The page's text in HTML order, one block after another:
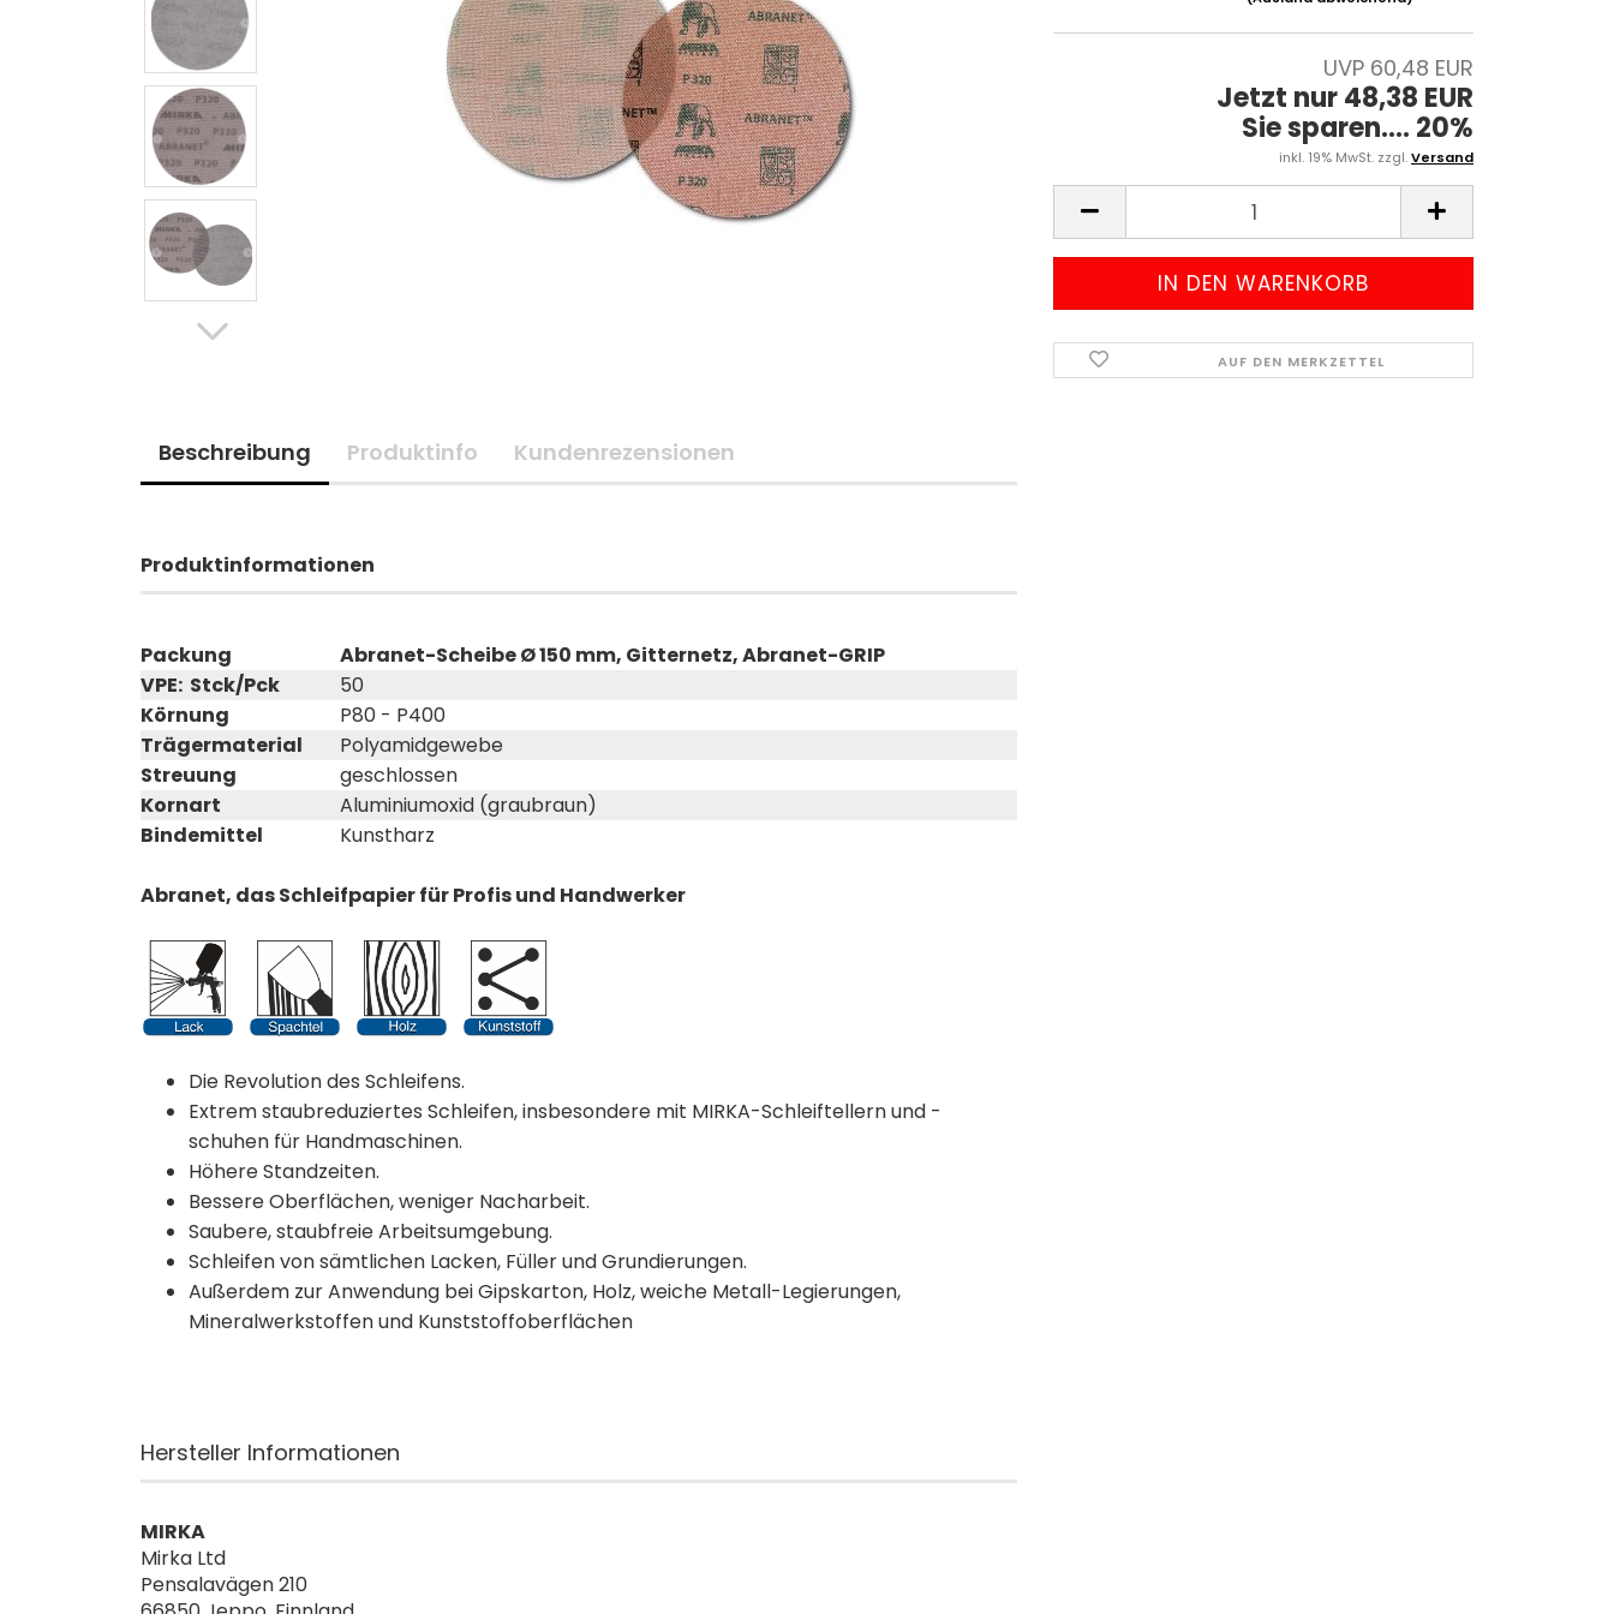
UVP 60,48 EUR
Jetzt nur 48,38 EUR
Sie sparen.... 20%
inkl. 19% MwSt. zzgl.Versand
AUF DEN MERKZETTEL
Beschreibung Produktinfo Kundenrezensionen
Produktinformationen
Packung
Abranet-Scheibe Ø 150 mm, Gitternetz, Abranet-GRIP
VPE: Stck/Pck
50
Körnung
P80 - P400
Trägermaterial
Polyamidgewebe
Streuung
geschlossen
Kornart
Aluminiumoxid (graubraun)
Bindemittel
Kunstharz
Abranet, das Schleifpapier für Profis und Handwerker
Die Revolution des Schleifens.
Extrem staubreduziertes Schleifen, insbesondere mit MIRKA-Schleiftellern und -
schuhen für Handmaschinen.
Höhere Standzeiten.
Bessere Oberflächen, weniger Nacharbeit.
Saubere, staubfreie Arbeitsumgebung.
Schleifen von sämtlichen Lacken, Füller und Grundierungen.
Außerdem zur Anwendung bei Gipskarton, Holz, weiche Metall-Legierungen,
Mineralwerkstoffen und Kunststoffoberflächen
Hersteller Informationen
MIRKA
Mirka Ltd
Pensalavägen 210